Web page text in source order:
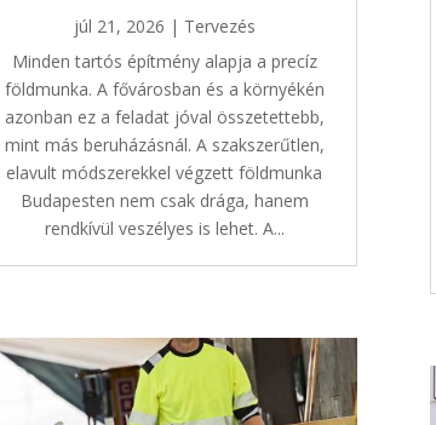
júl 21, 2026 | Tervezés
Minden tartós építmény alapja a precíz
földmunka. A fővárosban és a környékén
azonban ez a feladat jóval összetettebb,
mint más beruházásnál. A szakszerűtlen,
elavult módszerekkel végzett földmunka
Budapesten nem csak drága, hanem
rendkívül veszélyes is lehet. A...